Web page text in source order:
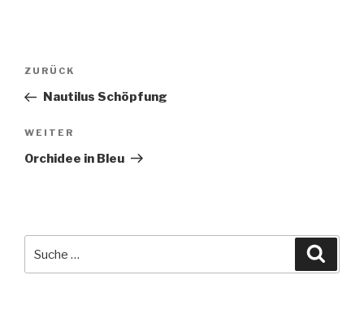
Beitragsnavigation
Vorheriger
Beitrag
ZURÜCK
Nautilus Schöpfung
Nächster
Beitrag
WEITER
Orchidee in Bleu
nach: